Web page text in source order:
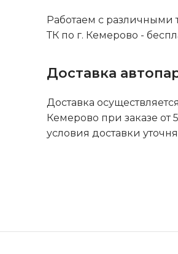
Работаем с
ТК по г. Кемерово -
Доставка
Доставка
Кемерово при заказе от
условия доставки